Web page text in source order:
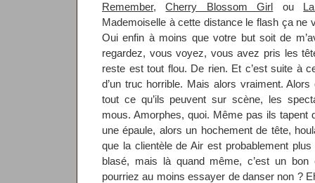
Remember,Cherry Blossom Girl ou
Mademoiselle à cette distance le flash ça ne
Oui enfin à moins que votre but soit de
regardez, vous voyez, vous avez pris les
reste est tout flou. De rien. Et c’est suite à
d’un truc horrible. Mais alors vraiment.
tout ce qu’ils peuvent sur scène, les
mous. Amorphes, quoi. Même pas ils tapent
une épaule, alors un hochement de tête,
que la clientèle de Air est probablement
blasé, mais là quand même, c’est un
pourriez au moins essayer de danser non ?